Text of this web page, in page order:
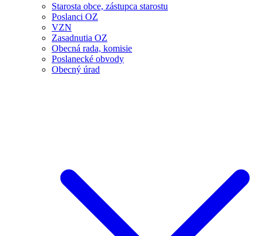
Starosta obce, zástupca starostu
Poslanci OZ
VZN
Zasadnutia OZ
Obecná rada, komisie
Poslanecké obvody
Obecný úrad